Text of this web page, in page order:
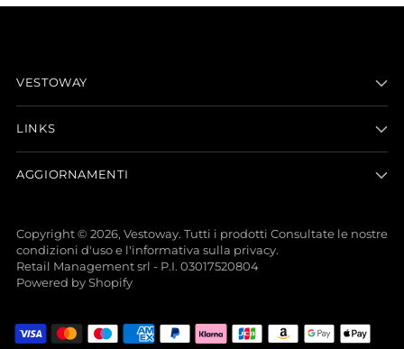
VESTOWAY
LINKS
AGGIORNAMENTI
Copyright © 2026, Vestoway. Tutti i prodotti Consultate le nostre
condizioni d'uso e l'informativa sulla privacy.
Retail Management srl - P.I. 03017520804
Powered by Shopify